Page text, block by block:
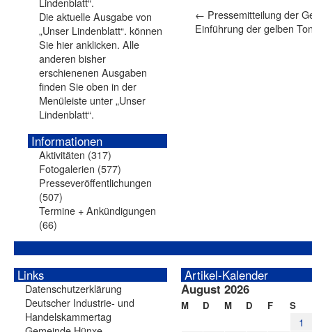
← Pressemitteilung der
Einführung der gelben
Die aktuelle Ausgabe von
„Unser Lindenblatt“. können
Sie hier anklicken. Alle
anderen bisher
erschienenen Ausgaben
finden Sie oben in der
Menüleiste unter „Unser
Lindenblatt“.
Informationen
Aktivitäten (317)
Fotogalerien (577)
Presseveröffentlichungen
(507)
Termine + Ankündigungen
(66)
Links
Datenschutzerklärung
Deutscher Industrie- und
Handelskammertag
Artikel-Kalender
August 2026
M D M D F S
1